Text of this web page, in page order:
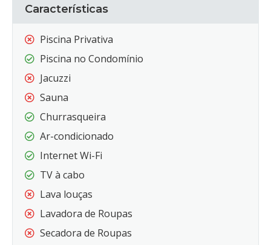
Características
Piscina Privativa
Piscina no Condomínio
Jacuzzi
Sauna
Churrasqueira
Ar-condicionado
Internet Wi-Fi
TV à cabo
Lava louças
Lavadora de Roupas
Secadora de Roupas